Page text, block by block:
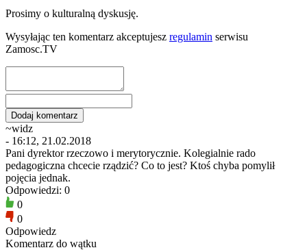
Prosimy o kulturalną dyskusję.
Wysyłając ten komentarz akceptujesz regulamin serwisu
Zamosc.TV
~widz
- 16:12, 21.02.2018
Pani dyrektor rzeczowo i merytorycznie. Kolegialnie rado
pedagogiczna chcecie rządzić? Co to jest? Ktoś chyba pomylił
pojęcia jednak.
Odpowiedzi: 0
0
0
Odpowiedz
Komentarz do wątku